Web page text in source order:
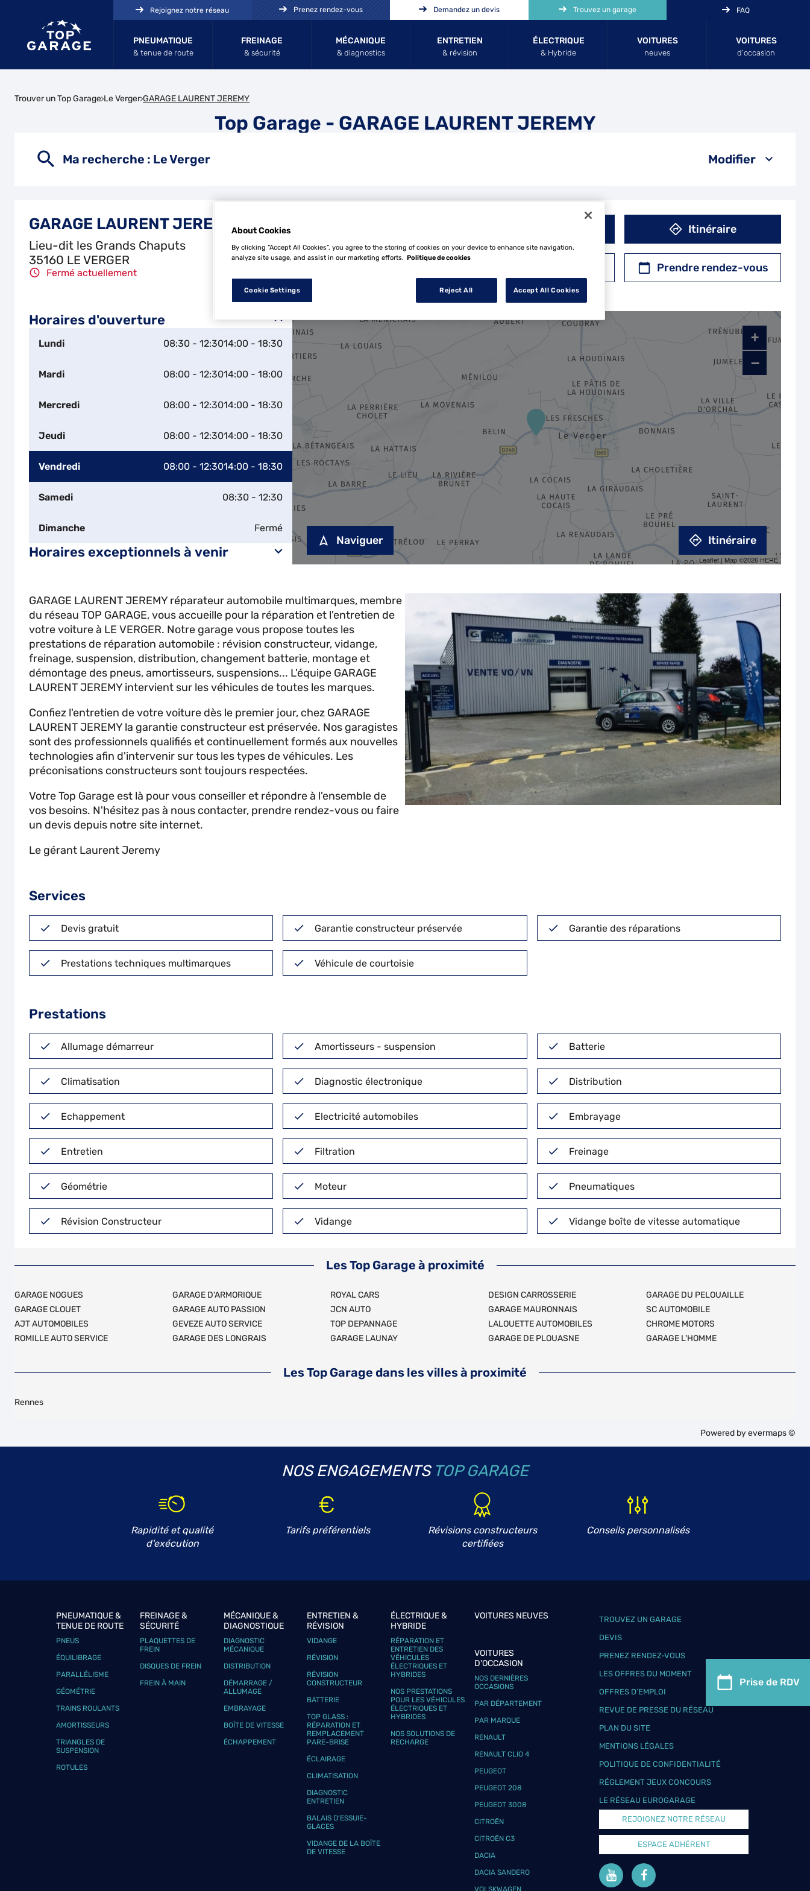
PNEUMATIQUE
& tenue de route
FREINAGE
& sécurité
MÉCANIQUE
& diagnostics
ENTRETIEN
& révision
ÉLECTRIQUE
& Hybride
VOITURES
neuves
VOITURES
d’occasion
Rejoignez notre réseau Prenez rendez-vous Demandez un devis Trouvez un garage FAQ
Trouver un Top Garage Le Verger GARAGE LAURENT JEREMY
Top Garage - GARAGE LAURENT JEREMY
Ma recherche : Le Verger Modifier
GARAGE LAURENT JEREMY
Lieu-dit les Grands Chaputs
35160 LE VERGER
Fermé actuellement
Itinéraire
Prendre rendez-vous
Prise de RDV
Horaires d'ouverture
Lundi 08:30 - 12:3014:00 - 18:30
Mardi 08:00 - 12:3014:00 - 18:00
Mercredi 08:00 - 12:3014:00 - 18:30
Jeudi 08:00 - 12:3014:00 - 18:30
Vendredi 08:00 - 12:3014:00 - 18:30
Samedi 08:30 - 12:30
Dimanche Fermé
Horaires exceptionnels à venir
+
−
Leaflet | Map ©2026 HERE
Naviguer Itinéraire
GARAGE LAURENT JEREMY réparateur automobile multimarques, membre
du réseau TOP GARAGE, vous accueille pour la réparation et l'entretien de
votre voiture à LE VERGER. Notre garage vous propose toutes les
prestations de réparation automobile : révision constructeur, vidange,
freinage, suspension, distribution, changement batterie, montage et
démontage des pneus, amortisseurs, suspensions... L'équipe GARAGE
LAURENT JEREMY intervient sur les véhicules de toutes les marques.
Confiez l'entretien de votre voiture dès le premier jour, chez GARAGE
LAURENT JEREMY la garantie constructeur est préservée. Nos garagistes
sont des professionnels qualifiés et continuellement formés aux nouvelles
technologies afin d'intervenir sur tous les types de véhicules. Les
préconisations constructeurs sont toujours respectées.
Votre Top Garage est là pour vous conseiller et répondre à l'ensemble de
vos besoins. N'hésitez pas à nous contacter, prendre rendez-vous ou faire
un devis depuis notre site internet.
Le gérant Laurent Jeremy
Services
Devis gratuit Garantie constructeur préservée Garantie des réparations
Prestations techniques multimarques Véhicule de courtoisie
Prestations
Allumage démarreur Amortisseurs - suspension Batterie
Climatisation Diagnostic électronique Distribution
Echappement Electricité automobiles Embrayage
Entretien Filtration Freinage
Géométrie Moteur Pneumatiques
Révision Constructeur Vidange Vidange boîte de vitesse automatique
Les Top Garage à proximité
GARAGE NOGUES
GARAGE CLOUET
AJT AUTOMOBILES
ROMILLE AUTO SERVICE
GARAGE D'ARMORIQUE
GARAGE AUTO PASSION
GEVEZE AUTO SERVICE
GARAGE DES LONGRAIS
ROYAL CARS
JCN AUTO
TOP DEPANNAGE
GARAGE LAUNAY
DESIGN CARROSSERIE
GARAGE MAURONNAIS
LALOUETTE AUTOMOBILES
GARAGE DE PLOUASNE
GARAGE DU PELOUAILLE
SC AUTOMOBILE
CHROME MOTORS
GARAGE L'HOMME
Les Top Garage dans les villes à proximité
Rennes
Powered byevermaps ©
NOS ENGAGEMENTS TOP GARAGE
Rapidité et qualité
d'exécution
Tarifs préférentiels
Révisions constructeurs
certifiées
Conseils personnalisés
PNEUMATIQUE &
TENUE DE ROUTE
PNEUS
ÉQUILIBRAGE
PARALLÉLISME
GÉOMÉTRIE
TRAINS ROULANTS
AMORTISSEURS
TRIANGLES DE
SUSPENSION
ROTULES
FREINAGE &
SÉCURITÉ
PLAQUETTES DE
FREIN
DISQUES DE FREIN
FREIN À MAIN
MÉCANIQUE &
DIAGNOSTIQUE
DIAGNOSTIC
MÉCANIQUE
DISTRIBUTION
DÉMARRAGE /
ALLUMAGE
EMBRAYAGE
BOÎTE DE VITESSE
ÉCHAPPEMENT
ENTRETIEN &
RÉVISION
VIDANGE
RÉVISION
RÉVISION
CONSTRUCTEUR
BATTERIE
TOP GLASS :
RÉPARATION ET
REMPLACEMENT
PARE-BRISE
ÉCLAIRAGE
CLIMATISATION
DIAGNOSTIC
ENTRETIEN
BALAIS D’ESSUIE-
GLACES
VIDANGE DE LA BOÎTE
DE VITESSE
ÉLECTRIQUE &
HYBRIDE
RÉPARATION ET
ENTRETIEN DES
VÉHICULES
ÉLECTRIQUES ET
HYBRIDES
NOS PRESTATIONS
POUR LES VÉHICULES
ÉLECTRIQUES ET
HYBRIDES
NOS SOLUTIONS DE
RECHARGE
VOITURES NEUVES
VOITURES
D'OCCASION
NOS DERNIÈRES
OCCASIONS
PAR DÉPARTEMENT
PAR MARQUE
RENAULT
RENAULT CLIO 4
PEUGEOT
PEUGEOT 208
PEUGEOT 3008
CITROËN
CITROËN C3
DACIA
DACIA SANDERO
VOLSKWAGEN
TROUVEZ UN GARAGE
DEVIS
PRENEZ RENDEZ-VOUS
LES OFFRES DU MOMENT
OFFRES D’EMPLOI
REVUE DE PRESSE DU RÉSEAU
PLAN DU SITE
MENTIONS LÉGALES
POLITIQUE DE CONFIDENTIALITÉ
RÉGLEMENT JEUX CONCOURS
LE RÉSEAU EUROGARAGE
REJOIGNEZ NOTRE RÉSEAU
ESPACE ADHÉRENT
About Cookies
By clicking “Accept All Cookies”, you agree to the storing of cookies on your device to enhance site navigation,
analyze site usage, and assist in our marketing efforts. Politique de cookies
Cookie Settings Reject All Accept All Cookies